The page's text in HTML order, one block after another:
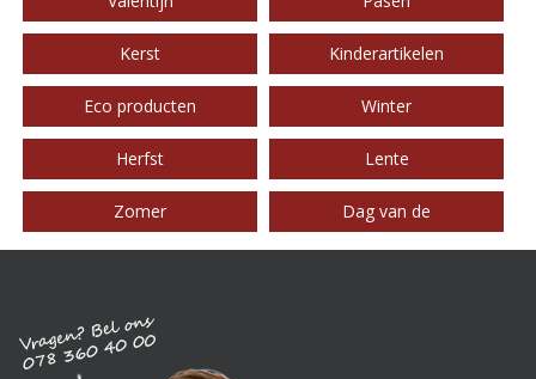
Kerst Kinderartikelen
Eco producten Winter
Herfst Lente
Zomer Dag van de